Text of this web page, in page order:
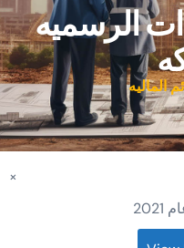
الرسميه
الماليه
×